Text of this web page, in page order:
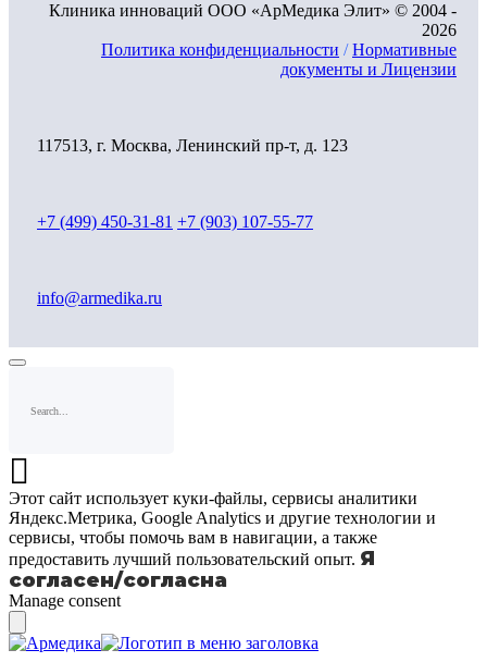
Клиника инноваций ООО «АрМедика Элит» © 2004 -
2026
Политика конфиденциальности /Нормативные
документы и Лицензии
117513, г. Москва, Ленинский пр-т, д. 123
+7 (499) 450-31-81 +7 (903) 107-55-77
info@armedika.ru
Этот сайт использует куки-файлы, сервисы аналитики
Яндекс.Метрика, Google Analytics и другие технологии и
сервисы, чтобы помочь вам в навигации, а также
предоставить лучший пользовательский опыт. Я
согласен/согласна
Manage consent